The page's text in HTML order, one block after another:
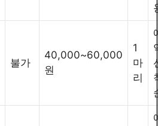
불가
40,000~60,000
원
1
마
리